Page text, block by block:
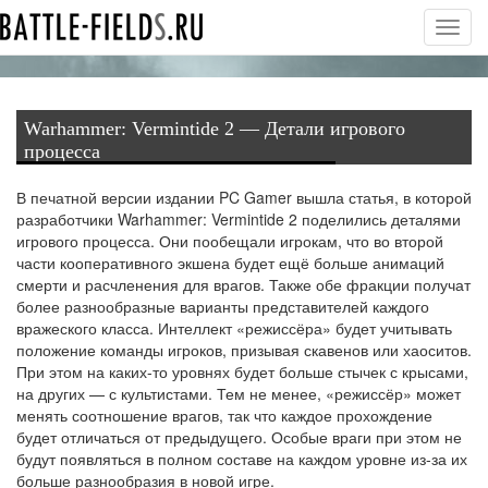
Warhammer: Vermintide 2 — Детали игрового
процесса
В печатной версии издании PC Gamer вышла статья, в которой
разработчики Warhammer: Vermintide 2 поделились деталями
игрового процесса. Они пообещали игрокам, что во второй
части кооперативного экшена будет ещё больше анимаций
смерти и расчленения для врагов. Также обе фракции получат
более разнообразные варианты представителей каждого
вражеского класса. Интеллект «режиссёра» будет учитывать
положение команды игроков, призывая скавенов или хаоситов.
При этом на каких-то уровнях будет больше стычек с крысами,
на других — с культистами. Тем не менее, «режиссёр» может
менять соотношение врагов, так что каждое прохождение
будет отличаться от предыдущего. Особые враги при этом не
будут появляться в полном составе на каждом уровне из-за их
больше разнообразия в новой игре.